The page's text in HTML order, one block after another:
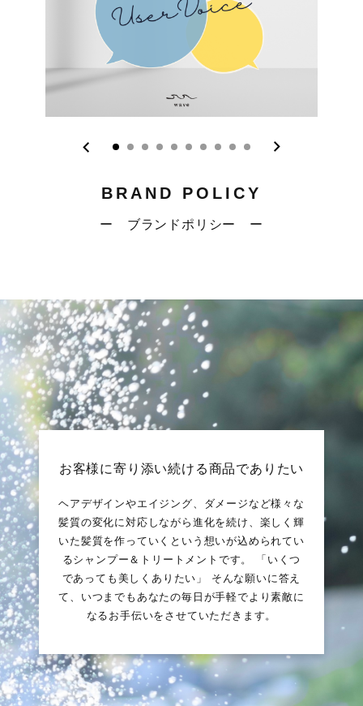
BRAND POLICY
ー ブランドポリシー ー
お客様に寄り添い続ける商品でありたい
ヘアデザインやエイジング、ダメージなど様々な
髪質の変化に対応しながら進化を続け、楽しく輝
いた髪質を作っていくという想いが込められてい
るシャンプー＆トリートメントです。 「いくつ
であっても美しくありたい」 そんな願いに答え
て、いつまでもあなたの毎日が手軽でより素敵に
なるお手伝いをさせていただきます。